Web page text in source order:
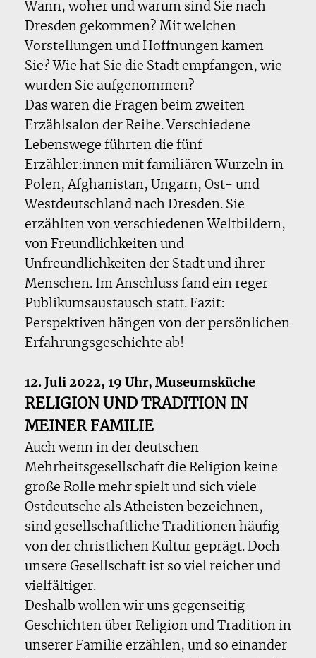
Wann, woher und warum sind Sie nach
Dresden gekommen? Mit welchen
Vorstellungen und Hoffnungen kamen
Sie? Wie hat Sie die Stadt empfangen, wie
wurden Sie aufgenommen?
Das waren die Fragen beim zweiten
Erzählsalon der Reihe. Verschiedene
Lebenswege führten die fünf
Erzähler:innen mit familiären Wurzeln in
Polen, Afghanistan, Ungarn, Ost- und
Westdeutschland nach Dresden. Sie
erzählten von verschiedenen Weltbildern,
von Freundlichkeiten und
Unfreundlichkeiten der Stadt und ihrer
Menschen. Im Anschluss fand ein reger
Publikumsaustausch statt. Fazit:
Perspektiven hängen von der persönlichen
Erfahrungsgeschichte ab!
12. Juli 2022, 19 Uhr, Museumsküche
RELIGION UND TRADITION IN
MEINER FAMILIE
Auch wenn in der deutschen
Mehrheitsgesellschaft die Religion keine
große Rolle mehr spielt und sich viele
Ostdeutsche als Atheisten bezeichnen,
sind gesellschaftliche Traditionen häufig
von der christlichen Kultur geprägt. Doch
unsere Gesellschaft ist so viel reicher und
vielfältiger.
Deshalb wollen wir uns gegenseitig
Geschichten über Religion und Tradition in
unserer Familie erzählen, und so einander